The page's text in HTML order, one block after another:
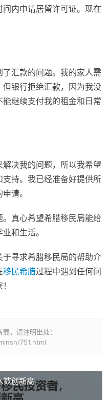
内申请居留许可证。现在
汇款的问题。我的家人需
银行拒绝汇款，因为我没
继续支付我的租金和日常
决我的问题，所以我希望
持。我已经准备好提供所
请。
真心希望希腊移民局能给
和生活。
寻求希腊移民局的帮助介
移民希腊过程中遇到任何问
，请注明出处：
751.html
数创新高